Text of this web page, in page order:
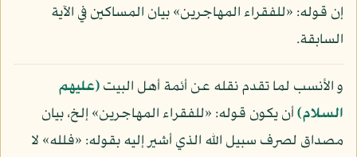
إن قوله: «للفقراء المهاجرين» بيان المساكين في الآية
السابقة.
و الأنسب لما تقدم نقله عن أئمة أهل البيت(عليهم
السلام)أن يكون قوله: «للفقراء المهاجرين» إلخ، بيان
مصداق لصرف سبيل الله الذي أشير إليه بقوله: «فلله» لا